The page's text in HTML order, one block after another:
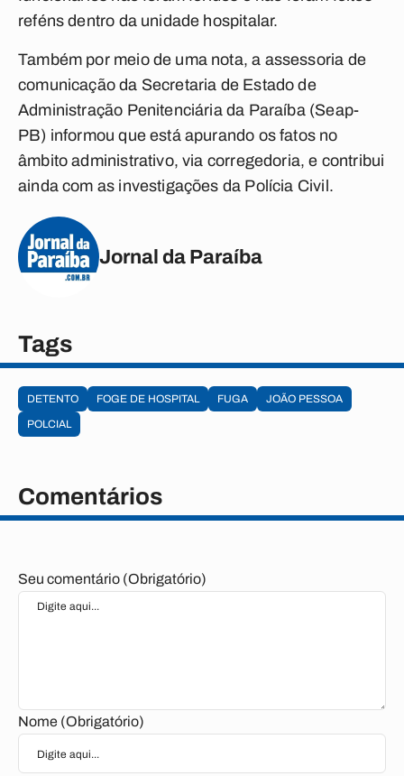
reféns dentro da unidade hospitalar.
Também por meio de uma nota, a assessoria de
comunicação da Secretaria de Estado de
Administração Penitenciária da Paraíba (Seap-
PB) informou que está apurando os fatos no
âmbito administrativo, via corregedoria, e contribui
ainda com as investigações da Polícia Civil.
Jornal da Paraíba
Tags
DETENTO FOGE DE HOSPITAL FUGA
JOÃO PESSOA
POLCIAL
Comentários
Seu comentário (Obrigatório)
Nome (Obrigatório)